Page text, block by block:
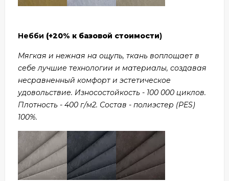
Небби (+20% к базовой стоимости)
Мягкая и нежная на ощупь, ткань воплощает в
себе лучшие технологии и материалы, создавая
несравненный комфорт и эстетическое
удовольствие. Износостойкость - 100 000 циклов.
Плотность - 400 г/м2. Состав - полиэстер (PES)
100%.